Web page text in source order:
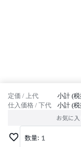
定価 / 上代 小計 (
仕入価格 / 下代 小計 (
お気に
数量: 1